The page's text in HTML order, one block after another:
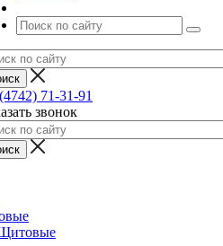
71-31-91
звонок